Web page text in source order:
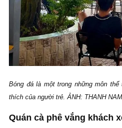
Bóng đá là một trong những môn
thích của người trẻ. ẢNH: THANH NAM
Quán cà phê vắng khách